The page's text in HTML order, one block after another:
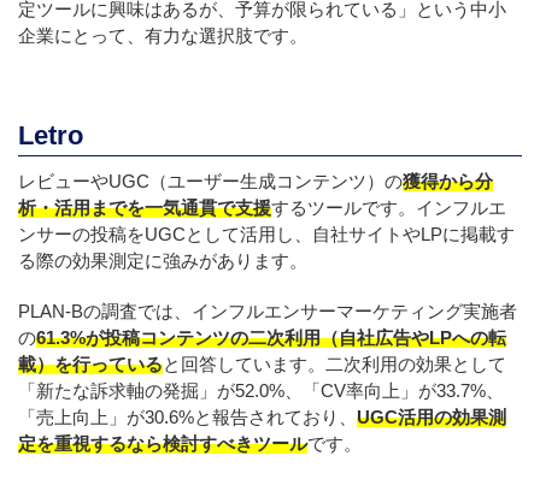
定ツールに興味はあるが、予算が限られている」という中小
企業にとって、有力な選択肢です。
Letro
レビューやUGC（ユーザー生成コンテンツ）の獲得から分
析・活用までを一気通貫で支援するツールです。インフルエ
ンサーの投稿をUGCとして活用し、自社サイトやLPに掲載す
る際の効果測定に強みがあります。
PLAN-Bの調査では、インフルエンサーマーケティング実施者
の61.3%が投稿コンテンツの二次利用（自社広告やLPへの転
載）を行っていると回答しています。二次利用の効果として
「新たな訴求軸の発掘」が52.0%、「CV率向上」が33.7%、
「売上向上」が30.6%と報告されており、 UGC活用の効果測
定を重視するなら検討すべきツールです。